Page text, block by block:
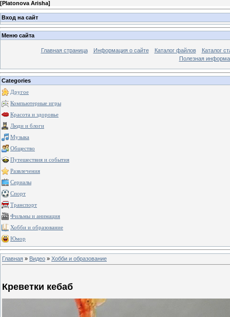
[Platonova Arisha]
Вход на сайт
Меню сайта
Главная страница Информация о сайте Каталог файлов
Каталог
Полезная
Categories
Другое
Компьютерные игры
Красота и здоровье
Люди и блоги
Музыка
Общество
Путешествия и события
Развлечения
Сериалы
Спорт
Транспорт
Фильмы и анимация
Хобби и образование
Юмор
Главная » Видео » Хобби и образование
Креветки кебаб